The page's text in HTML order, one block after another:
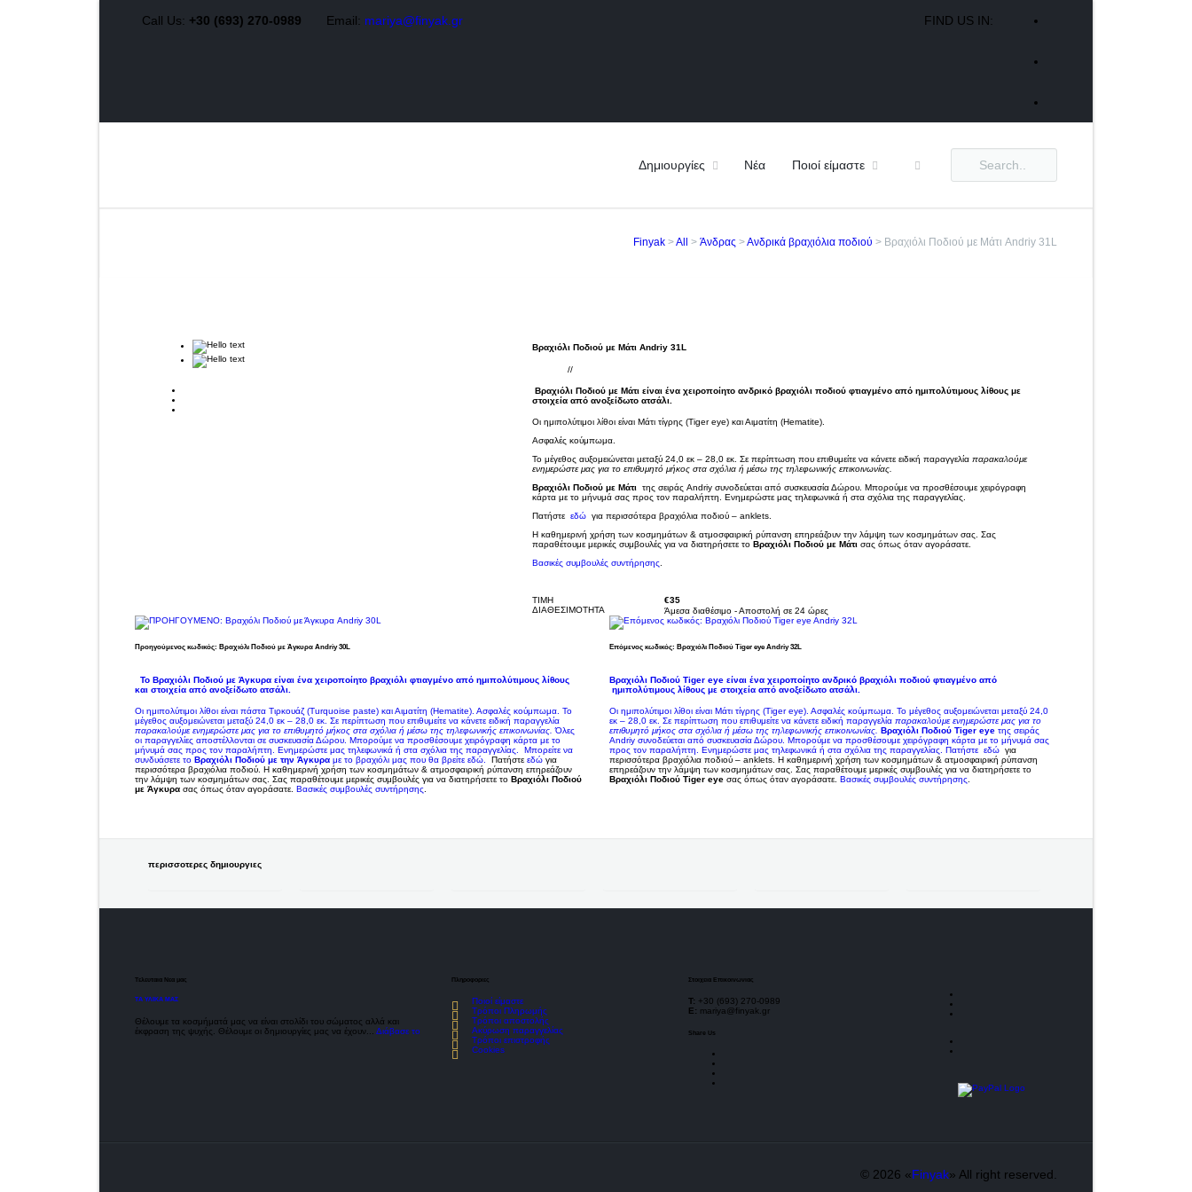
Call Us: +30 (693) 270-0989 Email: mariya@finyak.gr FIND US IN:
Δημιουργίες Νέα Ποιοί είμαστε
Τρόποι Πληρωμής
Finyak >All > Άνδρας >Ανδρικά βραχιόλια ποδιού > Βραχιόλι Ποδιού με Μάτι Andriy 31L
Βραχιόλι Ποδιού με Μάτι Andriy 31L
//
Βραχιόλι Ποδιού με Μάτι είναι ένα χειροποίητο ανδρικό βραχιόλι ποδιού φτιαγμένο απόημιπολύτιμους λίθους με
στοιχεία από ανοξείδωτο ατσάλι.
Οι ημιπολύτιμοι λίθοι είναι Μάτι τίγρης (Tiger eye) και Αιματίτη (Hematite).
Ασφαλέςκούμπωμα
Το μέγεθος αυξομειώνεται μεταξύ 24,0 εκ – 28,0 εκ.Σε περίπτωση που επιθυμείτε να κάνετε ειδική παραγγελίαπαρακαλούμε
ενημερώστε μας για το επιθυμητό μήκος στα σχόλια ή μέσω της τηλεφωνικής επικοινωνίας.
Βραχιόλι Ποδιού με Μάτι
της σειράς Andriy συνοδεύεται από συσκευασία Δώρου.Μπορούμε να προσθέσουμε χειρόγραφη
κάρτα με το μήνυμά σας προς τον παραλήπτη.Ενημερώστε μας τηλεφωνικά ή στα σχόλια της παραγγελίας.
Πατήστε εδώ για περισσότερα βραχιόλια ποδιού – anklets.
Η καθημερινή χρήση των κοσμημάτων & ατμοσφαιρική ρύπανση επηρεάζουν την λάμψη των κοσμημάτων σας.Σας
παραθέτουμε μερικές συμβουλές για να διατηρήσετε τοΒραχιόλι Ποδιού με Μάτι σας όπως όταν αγοράσατε.
Βασικές συμβουλές συντήρησης
TIMH
€35
ΔΙΑΘΕΣΙΜΟΤΗΤΑ
Άμεσα διαθέσιμο - Αποστολή σε 24 ώρες
Προηγούμενος κωδικός: Βραχιόλι Ποδιού με Άγκυρα Andriy 30L
Το Βραχιόλι Ποδιού με Άγκυρα είναι ένα χειροποίητο βραχιόλι φτιαγμένο από ημιπολύτιμους λίθους
και στοιχεία από ανοξείδωτο ατσάλι.
Οι ημιπολύτιμοι λίθοι είναι πάστα Τιρκουάζ (Turquoise paste) και Αιματίτη (Hematite). Ασφαλές κούμπωμα. Το
μέγεθος αυξομειώνεται μεταξύ 24,0 εκ – 28,0 εκ. Σε περίπτωση που επιθυμείτε να κάνετε ειδική παραγγελία
παρακαλούμε ενημερώστε μας για το επιθυμητό μήκος στα σχόλια ή μέσω της τηλεφωνικής επικοινωνίας. Όλες
οι παραγγελίες αποστέλλονται σε συσκευασία Δώρου. Μπορούμε να προσθέσουμε χειρόγραφη κάρτα με το
μήνυμά σας προς τον παραλήπτη. Ενημερώστε μας τηλεφωνικά ή στα σχόλια της παραγγελίας.
Μπορείτε να
συνδυάσετε το Βραχιόλι Ποδιού με την Άγκυρα με το βραχιόλι μας που θα βρείτε εδώ. Πατήστε εδώ για
περισσότερα βραχιόλια ποδιού. Η καθημερινή χρήση των κοσμημάτων & ατμοσφαιρική ρύπανση επηρεάζουν
την λάμψη των κοσμημάτων σας. Σας παραθέτουμε μερικές συμβουλές για να διατηρήσετε το Βραχιόλι Ποδιού
με Άγκυρα σας όπως όταν αγοράσατε. Βασικές συμβουλές συντήρησης.
Επόμενος κωδικός: Βραχιόλι Ποδιού Tiger eye Andriy 32L
Βραχιόλι Ποδιού Tiger eye είναι ένα χειροποίητο ανδρικό βραχιόλι ποδιού φτιαγμένο από
ημιπολύτιμους λίθους με στοιχεία από ανοξείδωτο ατσάλι.
Οι ημιπολύτιμοι λίθοι είναι Μάτι τίγρης (Tiger eye). Ασφαλές κούμπωμα. Το μέγεθος αυξομειώνεται μεταξύ 24,0
εκ – 28,0 εκ. Σε περίπτωση που επιθυμείτε να κάνετε ειδική παραγγελία παρακαλούμε ενημερώστε μας για το
επιθυμητό μήκος στα σχόλια ή μέσω της τηλεφωνικής επικοινωνίας. Βραχιόλι Ποδιού Tiger eye της σειράς
Andriy συνοδεύεται από συσκευασία Δώρου. Μπορούμε να προσθέσουμε χειρόγραφη κάρτα με το μήνυμά σας
προς τον παραλήπτη. Ενημερώστε μας τηλεφωνικά ή στα σχόλια της παραγγελίας. Πατήστε εδώ για
περισσότερα βραχιόλια ποδιού – anklets. Η καθημερινή χρήση των κοσμημάτων & ατμοσφαιρική ρύπανση
επηρεάζουν την λάμψη των κοσμημάτων σας. Σας παραθέτουμε μερικές συμβουλές για να διατηρήσετε το
Βραχιόλι Ποδιού Tiger eye σας όπως όταν αγοράσατε. Βασικές συμβουλές συντήρησης.
περισσοτερες δημιουργιες
Τελευταια Νεα μας
ΤΑ ΥΛΙΚΑ ΜΑΣ
Θέλουμε τα κοσμήματά μας να είναι στολίδι του σώματος αλλά και
έκφραση της ψυχής. Θέλουμε οι δημιουργίες μας να έχουν... Διάβασε το
Πληροφοριες
Ποιοί είμαστε
Τρόποι Πληρωμής
Τρόποι αποστολής
Ακύρωση παραγγελίας
Τρόποι επιστροφής
Cookies
Στοιχεια Επικοινωνιας
Τ: +30 (693) 270-0989
E: mariya@finyak.gr
Share Us
© 2026 «Finyak» All right reserved.